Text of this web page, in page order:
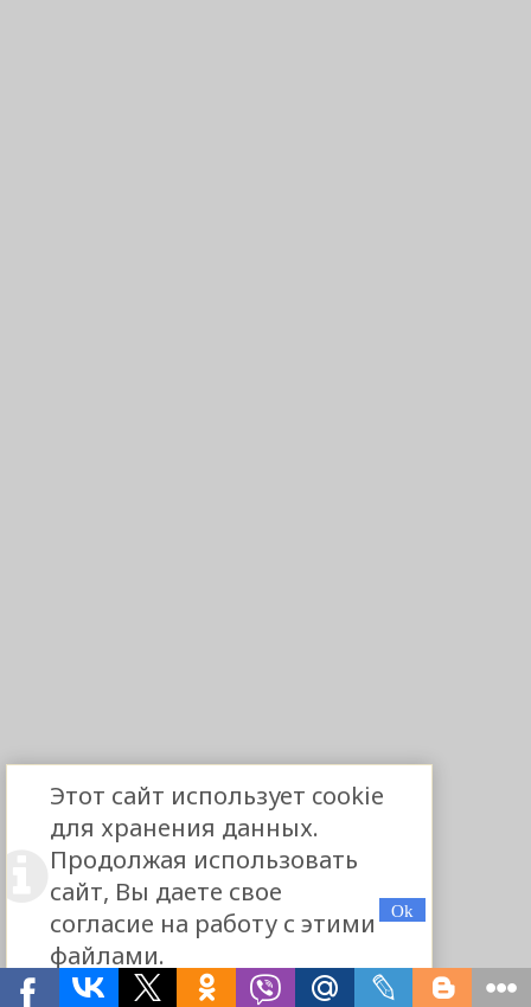
Этот сайт использует cookie
для хранения данных.
Продолжая использовать
сайт, Вы даете свое
согласие на работу с этими
файлами.